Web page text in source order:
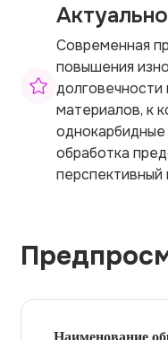
Современная
повышения
долговечности
материалов, к
обработка
Наименование